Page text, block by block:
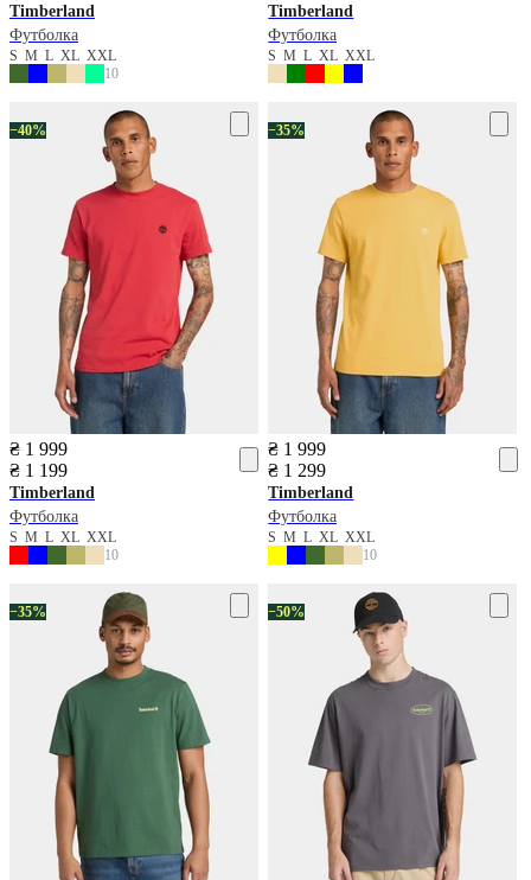
Timberland
Футболка
S M L XL XXL
10
Timberland
Футболка
SMLXLXXL
−40%
₴ 1 999
₴ 1 199
Timberland
Футболка
S M L XL XXL
10
−35%
₴ 1 999
₴ 1 299
Timberland
Футболка
SMLXLXXL
10
−35% −50%